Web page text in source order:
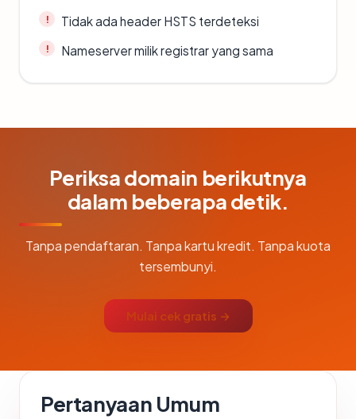
Tidak ada header HSTS terdeteksi
Nameserver milik registrar yang sama
Periksa domain berikutnya
dalam beberapa detik.
Tanpa pendaftaran. Tanpa kartu kredit. Tanpa kuota
tersembunyi.
Mulai cek gratis →
Pertanyaan Umum